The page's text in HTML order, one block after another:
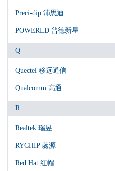
Preci-dip 沛思迪
POWERLD ‌普德新星
Q
Quectel 移远通信
Qualcomm 高通
R
Realtek 瑞昱
RYCHIP 蕊源
Red Hat 红帽